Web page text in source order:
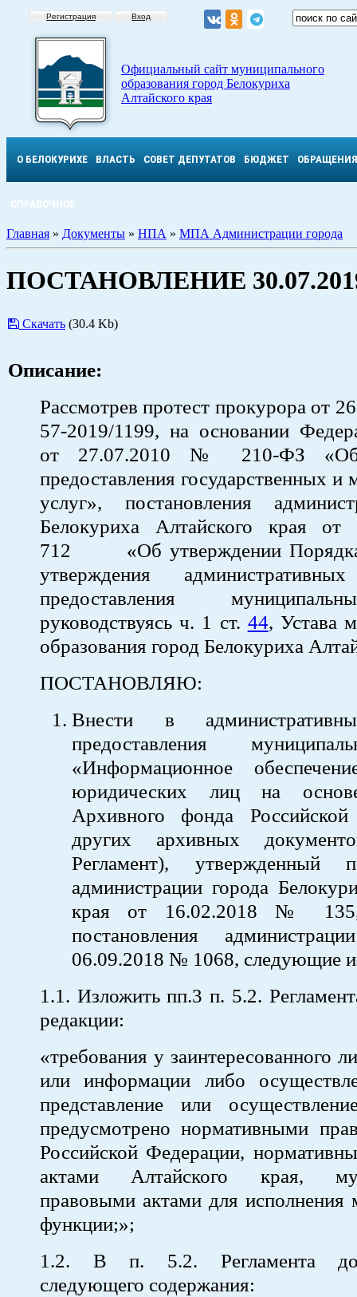
Регистрация Вход
Официальный сайт муниципального
образования город Белокуриха
Алтайского края
О БЕЛОКУРИХЕ ВЛАСТЬ СОВЕТ ДЕПУТАТОВ БЮДЖЕТ ОБРАЩЕНИЯ
СПРАВОЧНОЕ
Главная » Документы » НПА » МПА Администрации города
ПОСТАНОВЛЕНИЕ
Скачать (30.4 Kb)
Описание:
Рассмотрев протест прокурора от
57-2019/1199, на основании
от 27.07.2010 № 210-ФЗ «Об
предоставления государственных и
услуг», постановления
Белокуриха Алтайского края
712 «Об утверждении Порядка
утверждения
предоставления
руководствуясь ч. 1 ст. 44, Устава
образования город Белокуриха
ПОСТАНОВЛЯЮ:
Внести в
предоставления
«Информационное
юридических лиц на
Архивного фонда
других архивных
Регламент), утвержденный
администрации города
края от 16.02.2018 №
постановления
06.09.2018 № 1068, следующие
1.1. Изложить пп.3 п. 5.2.
редакции:
«требования у заинтересованного
или информации либо
представление или
предусмотрено нормативными
Российской Федерации,
актами Алтайского края,
правовыми актами для исполнения
функции;»;
1.2. В п. 5.2. Регламента
следующего содержания: